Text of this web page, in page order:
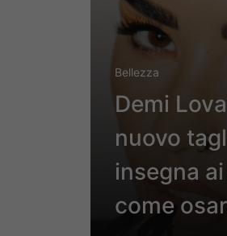
Bellezza
Demi
nuovo
insegna
come